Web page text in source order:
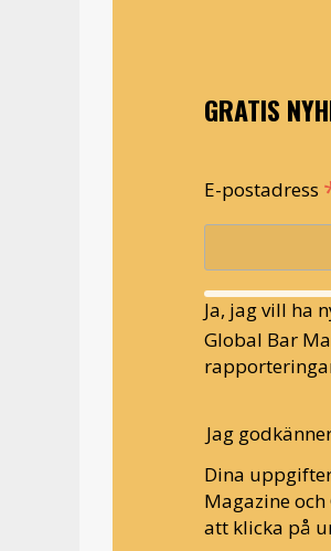
GRATIS
E-postadress
Ja, jag vill ha
Global Bar
Jag
Dina
Magazine
att klicka på